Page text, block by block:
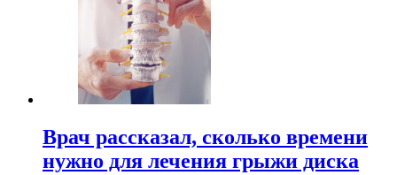
Врач рассказал, сколько времени
нужно для лечения грыжи диска